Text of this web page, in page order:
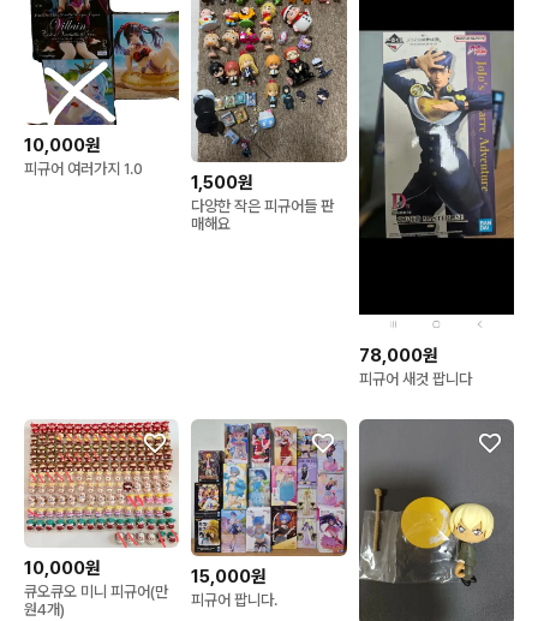
10,000원
피규어 여러가지 1.0
1,500원
다양한 작은 피규어들 판
매해요
78,000원
피규어 새것 팝니다
10,000원
큐오큐오 미니 피규어(만
원4개)
15,000원
피규어 팝니다.